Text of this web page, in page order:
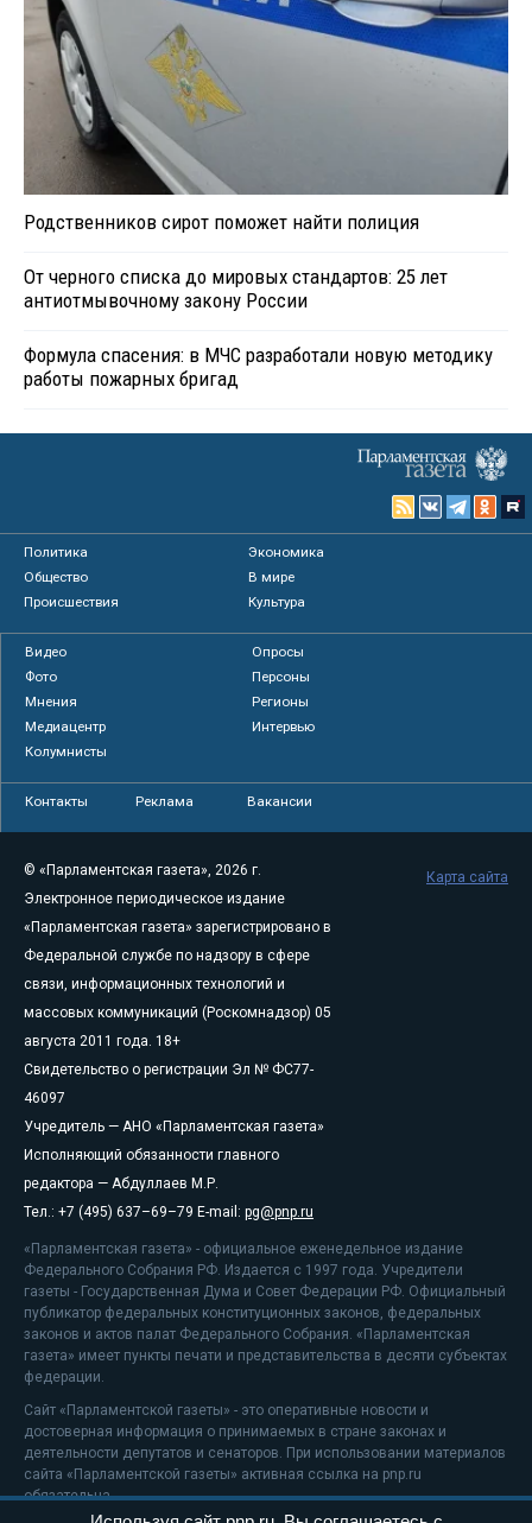
Родственников сирот поможет найти полиция
От черного списка до мировых стандартов: 25 лет
антиотмывочному закону России
Формула спасения: в МЧС разработали новую методику
работы пожарных бригад
Политика
Экономика
Общество
В мире
Происшествия
Культура
Видео
Опросы
Фото
Персоны
Мнения
Регионы
Медиацентр
Интервью
Колумнисты
Контакты Реклама Вакансии
© «Парламентская газета», 2026 г.
Электронное периодическое издание
«Парламентская газета» зарегистрировано в
Федеральной службе по надзору в сфере
связи, информационных технологий и
массовых коммуникаций (Роскомнадзор) 05
августа 2011 года. 18+
Свидетельство о регистрации Эл № ФС77-
46097
Учредитель — АНО «Парламентская газета»
Исполняющий обязанности главного
редактора — Абдуллаев М.Р.
Тел.: +7 (495) 637–69–79 E-mail: pg@pnp.ru
«Парламентская газета» - официальное еженедельное издание
Федерального Собрания РФ. Издается с 1997 года. Учредители
газеты - Государственная Дума и Совет Федерации РФ. Официальный
публикатор федеральных конституционных законов, федеральных
законов и актов палат Федерального Собрания. «Парламентская
газета» имеет пункты печати и представительства в десяти субъектах
федерации.
Сайт «Парламентской газеты» - это оперативные новости и
достоверная информация о принимаемых в стране законах и
деятельности депутатов и сенаторов. При использовании материалов
сайта «Парламентской газеты» активная ссылка на pnp.ru
обязательна.
Карта сайта